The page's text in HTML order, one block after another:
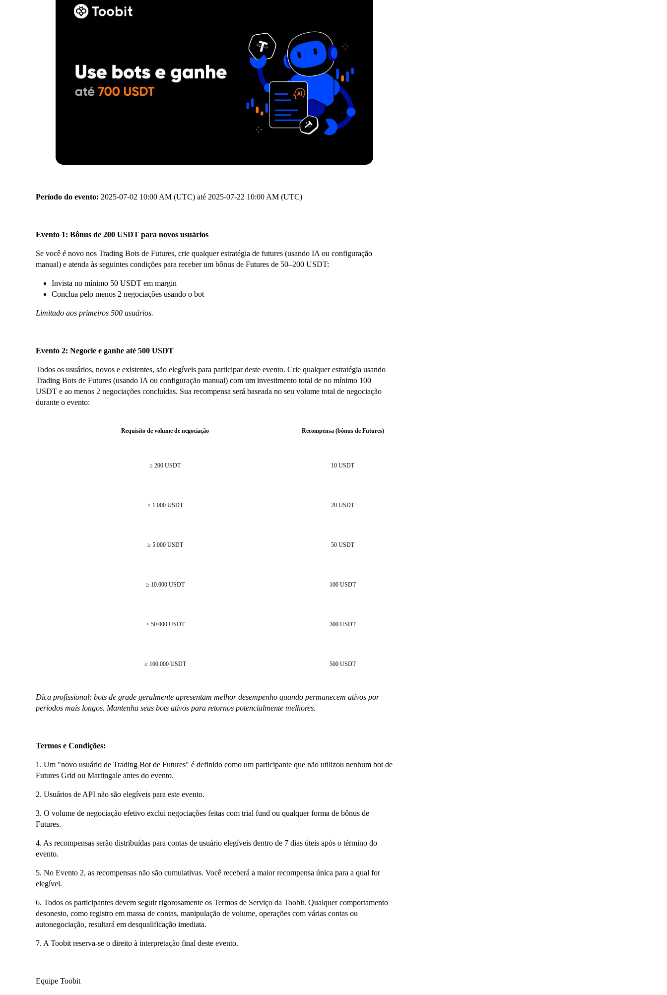
Período do evento: 2025-07-02 10:00 AM (UTC) até 2025-07-22 10:00 AM (UTC)
Evento 1: Bônus de 200 USDT para novos usuários
Se você é novo nos Trading Bots de Futures, crie qualquer estratégia de futures (usando IA ou configuração
manual) e atenda às seguintes condições para receber um bônus de Futures de 50–200 USDT:
Invista no mínimo 50 USDT em margin
Conclua pelo menos 2 negociações usando o bot
Limitado aos primeiros 500 usuários.
Evento 2: Negocie e ganhe até 500 USDT
Todos os usuários, novos e existentes, são elegíveis para participar deste evento. Crie qualquer estratégia usando
Trading Bots de Futures (usando IA ou configuração manual) com um investimento total de no mínimo 100
USDT e ao menos 2 negociações concluídas. Sua recompensa será baseada no seu volume total de negociação
durante o evento:
Requisito de volume de negociação Recompensa (bônus de Futures)
≥ 200 USDT 10 USDT
≥ 1.000 USDT 20 USDT
≥ 5.000 USDT 50 USDT
≥ 10.000 USDT 100 USDT
≥ 50.000 USDT 300 USDT
≥ 100.000 USDT 500 USDT
Dica profissional: bots de grade geralmente apresentam melhor desempenho quando permanecem ativos por
períodos mais longos. Mantenha seus bots ativos para retornos potencialmente melhores.
Termos e Condições:
1. Um "novo usuário de Trading Bot de Futures" é definido como um participante que não utilizou nenhum bot de
Futures Grid ou Martingale antes do evento.
2. Usuários de API não são elegíveis para este evento.
3. O volume de negociação efetivo exclui negociações feitas com trial fund ou qualquer forma de bônus de
Futures.
4. As recompensas serão distribuídas para contas de usuário elegíveis dentro de 7 dias úteis após o término do
evento.
5. No Evento 2, as recompensas não são cumulativas. Você receberá a maior recompensa única para a qual for
elegível.
6. Todos os participantes devem seguir rigorosamente os Termos de Serviço da Toobit. Qualquer comportamento
desonesto, como registro em massa de contas, manipulação de volume, operações com várias contas ou
autonegociação, resultará em desqualificação imediata.
7. A Toobit reserva-se o direito à interpretação final deste evento.
Equipe Toobit